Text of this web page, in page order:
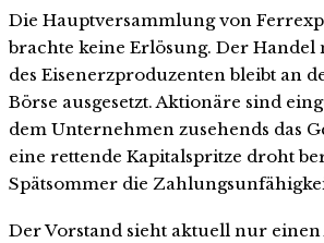
Die Hauptversammlung von
brachte keine Erlösung. Der Handel
des Eisenerzproduzenten bleibt an
Börse ausgesetzt. Aktionäre sind
dem Unternehmen zusehends das
eine rettende Kapitalspritze droht
Spätsommer die
Der Vorstand sieht aktuell nur einen